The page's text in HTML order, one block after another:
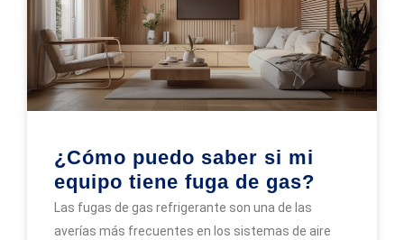
¿Cómo puedo saber si mi
equipo tiene fuga de gas?
Las fugas de gas refrigerante son una de las
averías más frecuentes en los sistemas de aire